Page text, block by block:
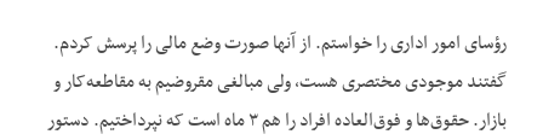
رؤسای امور اداری را خواستم. از آنها صورت وضع مالی را پرسش کردم.
گفتند موجودی مختصری هست، ولی مبالغی مقروضیم به مقاطعه‌کار و
بازار. حقوق‌ها و فوق‌العاده افراد را هم ۳ ماه است که نپرداختیم. دستور